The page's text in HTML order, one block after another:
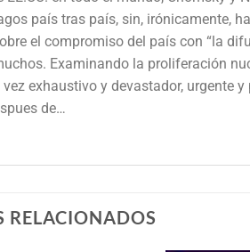
país tras país, sin, irónicamente,
el compromiso del país con “la
Examinando la proliferación
exhaustivo y devastador, urgente
de…
RELACIONADOS